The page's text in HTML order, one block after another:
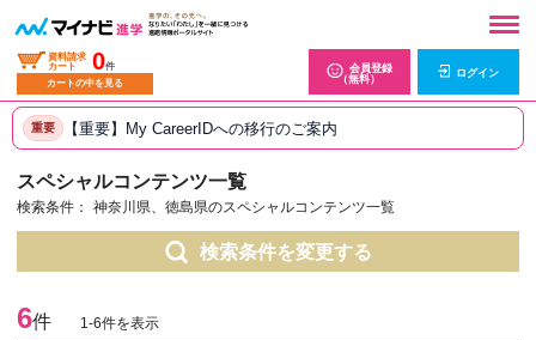
資料請求
カート
0件
カートの中を見る
会員登録
（無料）
ログイン
重要 【重要】My CareerIDへの移行のご案内
スペシャルコンテンツ一覧
検索条件： 神奈川県、徳島県のスペシャルコンテンツ一覧
検索条件を変更する
6件 1-6件を表示